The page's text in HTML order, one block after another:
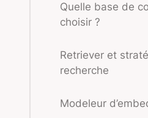
Quelle base de
choisir ?
Retriever et
recherche
Modeleur